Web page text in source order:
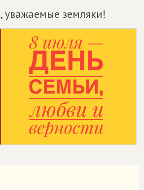
уважаемые земляки!